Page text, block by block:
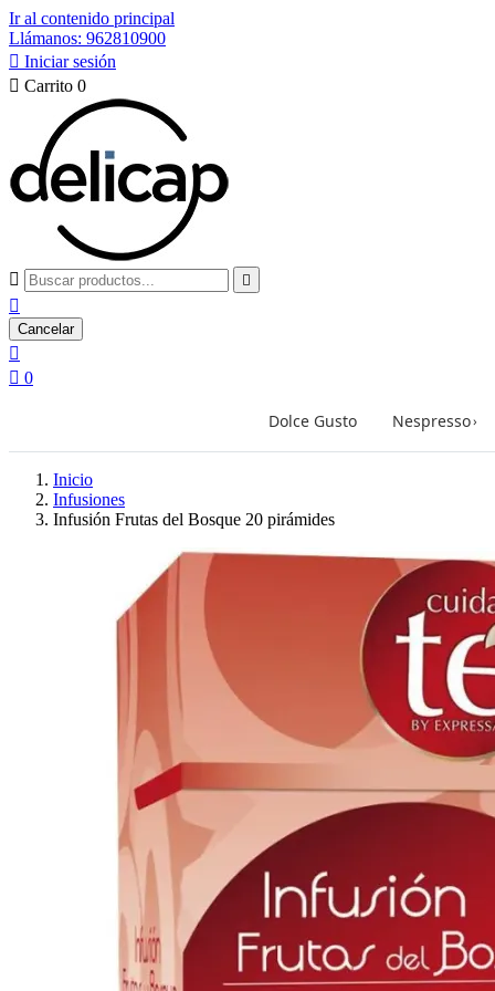
Ir al contenido principal
Llámanos: 962810900
 Iniciar sesión
 Carrito 0
 

Cancelar

 0
Dolce Gusto Nespresso›
Inicio
Infusiones
Infusión Frutas del Bosque 20 pirámides